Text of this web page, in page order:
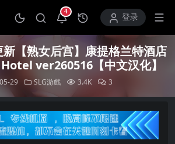
4
打开通知中心登录
新【熟女后宫】康提格兰特酒店
ver260516【中文汉化】
29 SLG游戲 3.4K 3